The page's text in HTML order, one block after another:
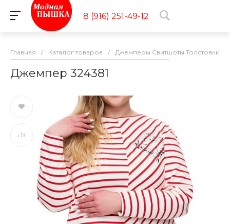
8 (916) 251-49-12
Главная / Каталог товаров / Джемперы Свитшоты Толстовки
Джемпер 324381